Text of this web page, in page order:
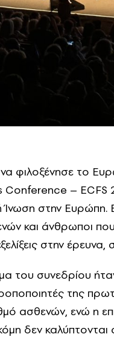
φιλοξένησε το
Conference – ECFS
Ίνωση στην Ευρώπη.
και άνθρωποι
στην
του συνεδρίου
της
ασθενών, ενώ η
δεν